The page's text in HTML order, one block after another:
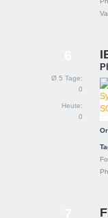
Ø 5 Tage:
0
Heute:
0